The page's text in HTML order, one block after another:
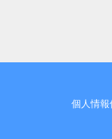
個人情